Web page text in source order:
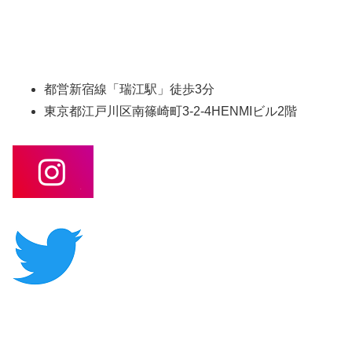
都営新宿線「瑞江駅」徒歩3分
東京都江戸川区南篠崎町3-2-4HENMIビル2階